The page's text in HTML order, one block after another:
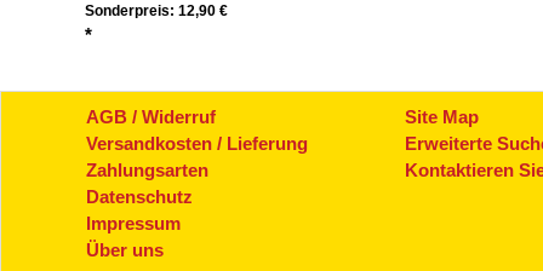
Sonderpreis: 12,90 €
*
AGB / Widerruf
Versandkosten / Lieferung
Zahlungsarten
Datenschutz
Impressum
Über uns
Site Map
Erweiterte
Kontaktieren